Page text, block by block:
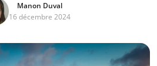
Manon Duval
16 décembre 2024